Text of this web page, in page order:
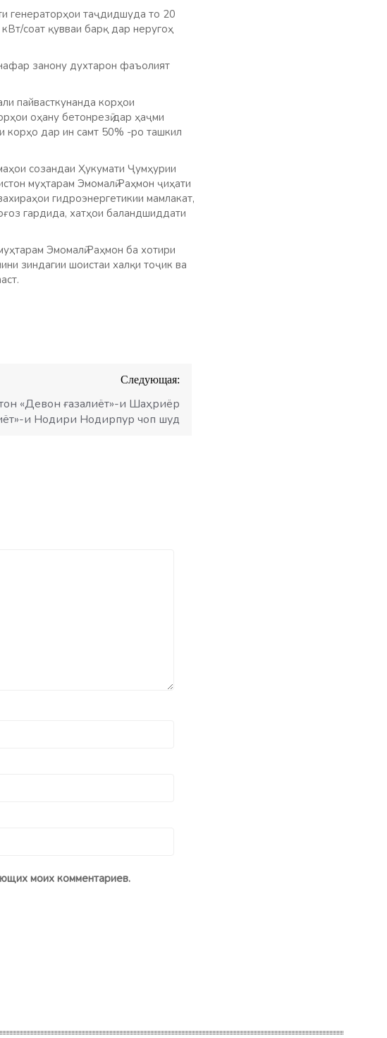
генераторҳои таҷдидшуда то 20
соат қувваи барқ дар неругоҳ
занону духтарон фаъолият
пайвасткунанда корҳои
оҳану бетонрезӣ дар ҳаҷми
дар ин самт 50% -ро ташкил
созандаи Ҳукумати Ҷумҳурии
муҳтарам Эмомалӣ Раҳмон ҷиҳати
гидроэнергетикии мамлакат,
гардида, хатҳои баландшиддати
Эмомалӣ Раҳмон ба хотири
зиндагии шоистаи халқи тоҷик ва
Следующая:
«Девон ғазалиёт»-и Шаҳриёр
и Нодири Нодирпур чоп шуд
моих комментариев.